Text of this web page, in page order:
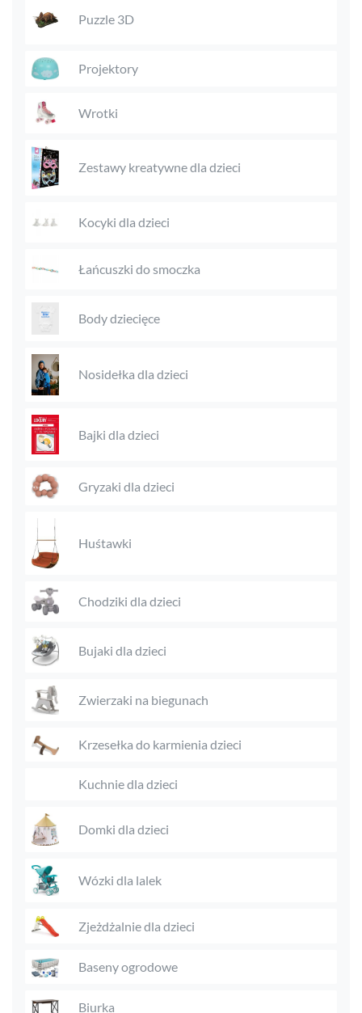
Puzzle 3D
Projektory
Wrotki
Zestawy kreatywne dla dzieci
Kocyki dla dzieci
Łańcuszki do smoczka
Body dziecięce
Nosidełka dla dzieci
Bajki dla dzieci
Gryzaki dla dzieci
Huśtawki
Chodziki dla dzieci
Bujaki dla dzieci
Zwierzaki na biegunach
Krzesełka do karmienia dzieci
Kuchnie dla dzieci
Domki dla dzieci
Wózki dla lalek
Zjeżdżalnie dla dzieci
Baseny ogrodowe
Biurka